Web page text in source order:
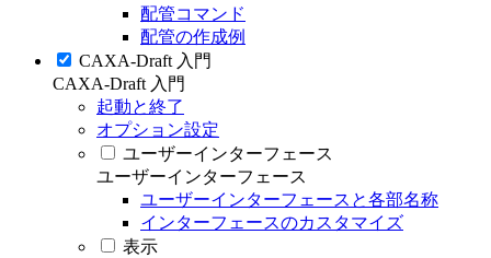
配管コマンド
配管の作成例
CAXA-Draft 入門
CAXA-Draft 入門
起動と終了
オプション設定
ユーザーインターフェース
ユーザーインターフェース
ユーザーインターフェースと各部名称
インターフェースのカスタマイズ
表示